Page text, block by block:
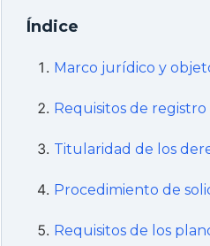
Índice
Marco jurídico y
Requisitos de registro
Titularidad de los
Procedimiento de
Requisitos de los